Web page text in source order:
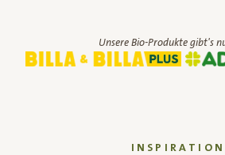
Unsere Bio-Produkte gibt's
INSPIRATION